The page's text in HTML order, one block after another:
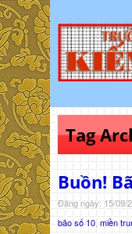
Tag
Buồn!
Đăng ngày: 15/09/
bão số 10 miền